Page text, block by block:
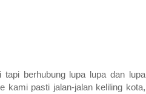
berhubung lupa lupa dan lupa
kami pasti jalan-jalan keliling kota,